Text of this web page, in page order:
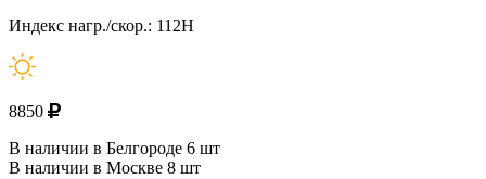
Индекс нагр./скор.: 112H
8850
В наличии в Белгороде 6 шт
В наличии в Москве 8 шт